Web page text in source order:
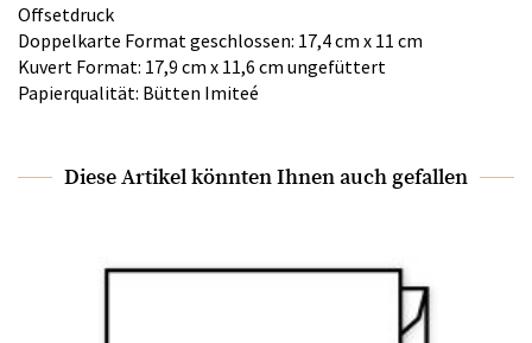
Offsetdruck
Doppelkarte Format geschlossen: 17,4 cm x 11 cm
Kuvert Format: 17,9 cm x 11,6 cm ungefüttert
Papierqualität: Bütten Imiteé
Diese Artikel könnten Ihnen auch gefallen